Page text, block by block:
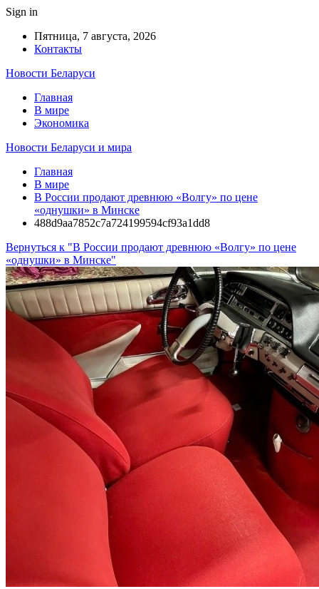
Sign in
Пятница, 7 августа, 2026
Контакты
Новости Беларуси
Главная
В мире
Экономика
Новости Беларуси и мира
Главная
В мире
В России продают древнюю «Волгу» по цене
«однушки» в Минске
488d9aa7852c7a724199594cf93a1dd8
Вернуться к "В России продают древнюю «Волгу» по цене
«однушки» в Минске"